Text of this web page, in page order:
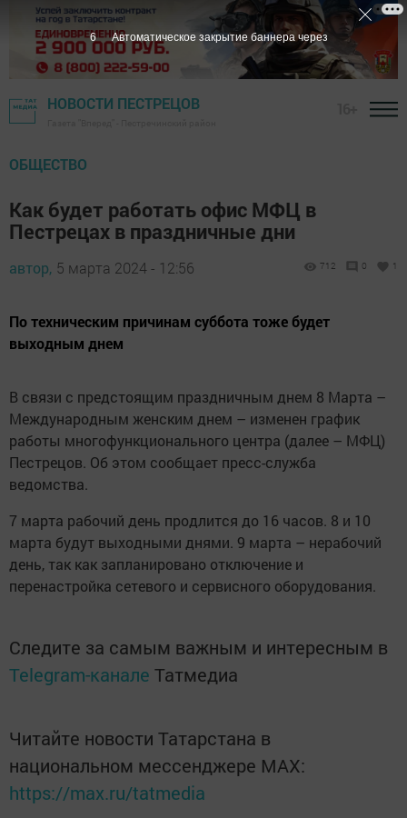
НОВОСТИ ПЕСТРЕЦОВ
ОБЩЕСТВО
Как будет работать офис МФЦ в
Пестрецах в праздничные дни
автор, 5 марта 2024 - 12:56 712 0 1
По техническим причинам суббота тоже будет
выходным днем
В связи с предстоящим праздничным днем 8 Марта –
Международным женским днем – изменен график
работы многофункционального центра (далее – МФЦ)
Пестрецов. Об этом сообщает пресс-служба
ведомства.
7 марта рабочий день продлится до 16 часов. 8 и 10
марта будут выходными днями. 9 марта – нерабочий
день, так как запланировано отключение и
перенастройка сетевого и сервисного оборудования.
Следите за самым важным и интересным в
Telegram-канале Татмедиа
Читайте новости Татарстана в
национальном мессенджере MАХ:
https://max.ru/tatmedia
5 Автоматическое закрытие баннера через